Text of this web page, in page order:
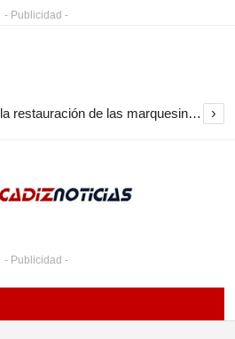
- Publicidad -
El Ayuntamiento inicia la restauración de las marquesinas de Plaza Esteve para volver a instalarlas en el centro de Jerez ›
- Publicidad -